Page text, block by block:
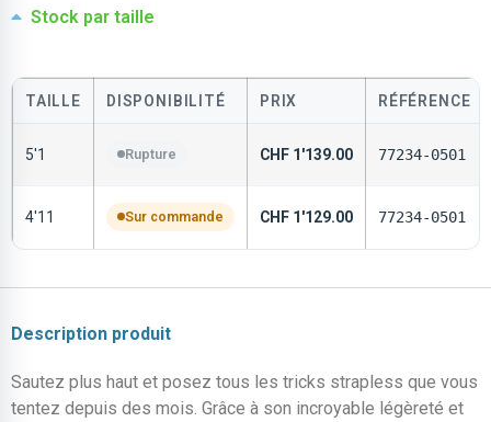
Stock par taille
TAILLE DISPONIBILITÉ PRIX RÉFÉRENCE
5'1 Rupture CHF 1'139.00 77234-0501
4'11 Sur commande CHF 1'129.00 77234-0501
Description produit
Sautez plus haut et posez tous les tricks strapless que vous
tentez depuis des mois. Grâce à son incroyable légèreté et